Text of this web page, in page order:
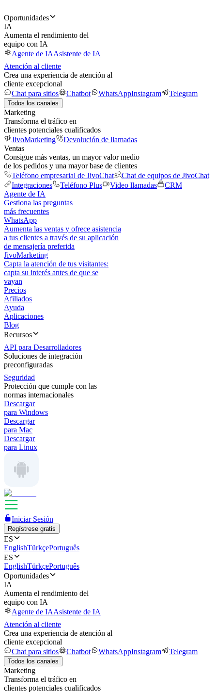
Oportunidades
IA
Aumenta el rendimiento del
equipo con IA
Agente de IAAsistente de IA
Atención al cliente
Crea una experiencia de atención al
cliente excepcional
Chat para sitios
Chatbot WhatsAppInstagram Telegram
Todos los canales
Marketing
Transforma el tráfico en
clientes potenciales cualificados
JivoMarketing
Devolución de llamadas
Ventas
Consigue más ventas, un mayor valor medio
de los pedidos y una mayor base de clientes
Teléfono empresarial de JivoChat
Chat de equipos de JivoChat
Integraciones
Teléfono Plus Video llamadas
CRM
Agente de IA
Gestiona las preguntas
más frecuentes
WhatsApp
Aumenta las ventas y ofrece asistencia
a tus clientes a través de su aplicación
de mensajería preferida
JivoMarketing
Capta la atención de tus visitantes:
capta su interés antes de que se
vayan
Precios
Afiliados
Ayuda
Aplicaciones
Blog
Recursos
API para Desarrolladores
Soluciones de integración
preconfiguradas
Seguridad
Protección que cumple con las
normas internacionales
Descargar
para Windows
Descargar
para Mac
Descargar
para Linux
Iniciar Sesión
Regístrese gratis
ES
EnglishTürkçePortuguês
ES
EnglishTürkçePortuguês
Oportunidades
IA
Aumenta el rendimiento del
equipo con IA
Agente de IAAsistente de IA
Atención al cliente
Crea una experiencia de atención al
cliente excepcional
Chat para sitios
Chatbot WhatsAppInstagram Telegram
Todos los canales
Marketing
Transforma el tráfico en
clientes potenciales cualificados